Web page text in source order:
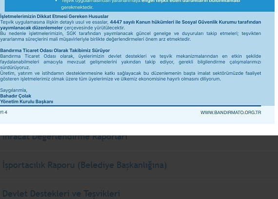
2016 Yılı Faaliyet
Raporu
2015 Yılı Faaliyet
Raporu
2014 Yılı Faaliyet
Raporu
2013 Yılı Faaliyet
Ekonomi Raporları
İhracat Değerlendirme Raporları
İşportacılık Raporu (Belediye Başkanlığına)
Devlet Destekleri ve Teşvikleri